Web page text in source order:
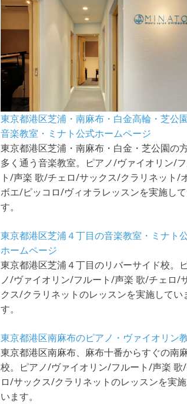
東京都港区芝浦・南麻布・白金高輪・芝公
音楽教室・ミナト公式ホームページ
東京都港区芝浦・南麻布・白金・芝公園の
多く通う音楽教室。ピアノ/ヴァイオリン/
ト/声楽 歌/チェロ/サックス/クラリネット/
ボエ/ピッコロ/ヴィオラレッスンを実施して
す。
東京都港区芝浦４丁目の音楽教室・ミナト
ホームページ
東京都港区芝浦４丁目のリバーサイド校。
ノ/ヴァイオリン/フルート/声楽 歌/チェロ/
クス/クラリネットのレッスンを実施してい
す。
東京都港区南麻布のピアノ・ヴァイオリン
東京都港区南麻布、麻布十番からすぐの南
校。ピアノ/ヴァイオリン/フルート/声楽 歌
ロ/サックス/クラリネットのレッスンを実
います。